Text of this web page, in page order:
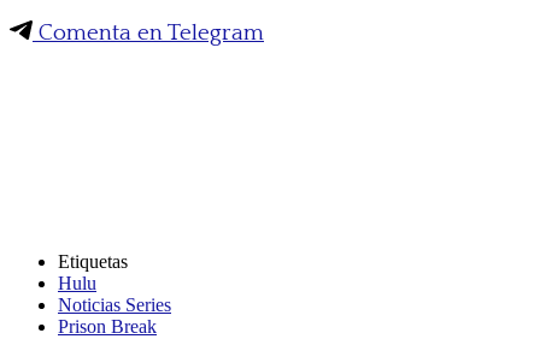
Comenta en Telegram
Etiquetas
Hulu
Noticias Series
Prison Break